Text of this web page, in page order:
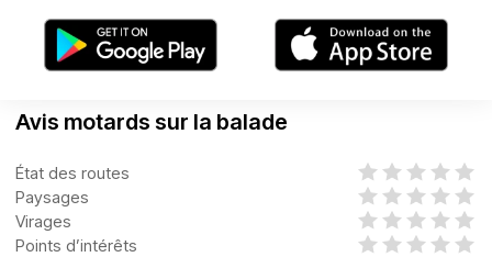
Avis motards sur la balade
État des routes
Paysages
Virages
Points d’intérêts